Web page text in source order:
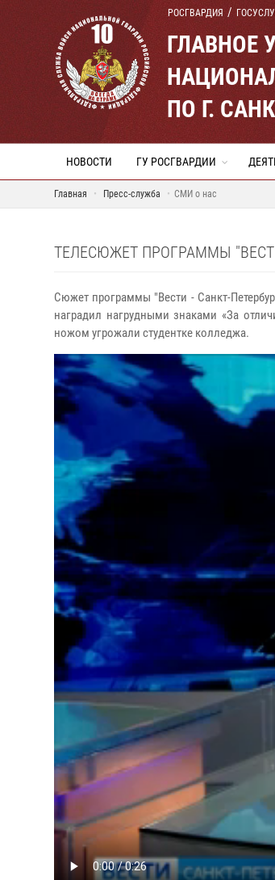
РОСГВАРДИЯ
ГЛАВНОЕ
ПО Г.
НОВОСТИ ГУ РОСГВАРДИИ
Главная Пресс-служба СМИ о нас
ТЕЛЕСЮЖЕТ ПРОГРАММЫ
Сюжет программы "Вести - Санкт-
наградил нагрудными знаками «За
ножом угрожали студентке колледжа.